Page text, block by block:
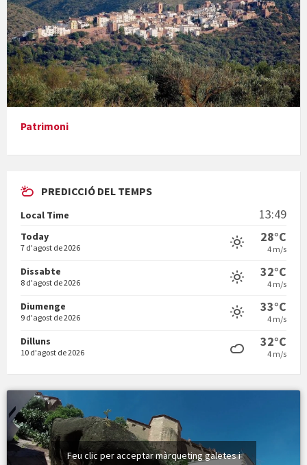
Presentació del llibre &quot;La mare&quot;, d'Emma Zafon
En Bum
Vermuts a la Font. Hit parit
Patrimoni
PREDICCIÓ DEL TEMPS
Local Time 13:49
Today
7 d'agost de 2026
28°C
4 m/s
Dissabte
8 d'agost de 2026
32°C
4 m/s
Diumenge
9 d'agost de 2026
33°C
4 m/s
Dilluns
10 d'agost de 2026
32°C
4 m/s
Feu clic per acceptar màrqueting galetes i